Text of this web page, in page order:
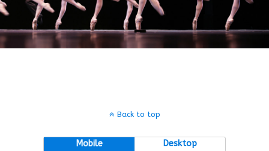
Back to top
Mobile Desktop